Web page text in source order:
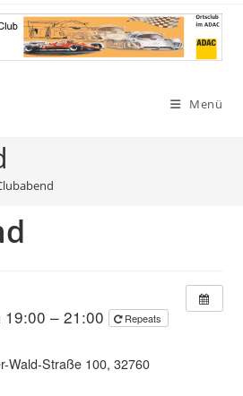
Menü
19:00 – 21:00 Repeats
Wald-Straße 100, 32760